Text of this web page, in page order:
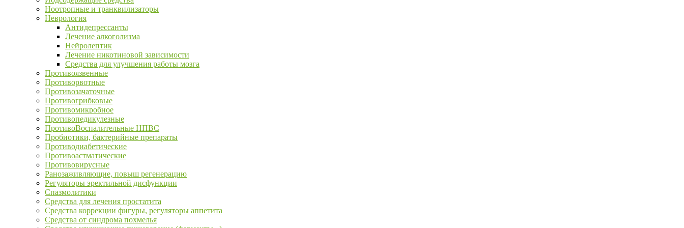
Ноотропные и транквилизаторы
Неврология
Антидепрессанты
Лечение алкоголизма
Нейролептик
Лечение никотиновой зависимости
Средства для улучшения работы мозга
Противоязвенные
Противорвотные
Противозачаточные
Противогрибковые
Противомикробное
Противопедикулезные
ПротивоВоспалительные НПВС
Пробиотики, бактерийные препараты
Противодиабетические
Противоастматические
Противовирусные
Ранозаживляющие, повыш регенерацию
Регуляторы эректильной дисфункции
Спазмолитики
Средства для лечения простатита
Средства коррекции фигуры, регуляторы аппетита
Средства от синдрома похмелья